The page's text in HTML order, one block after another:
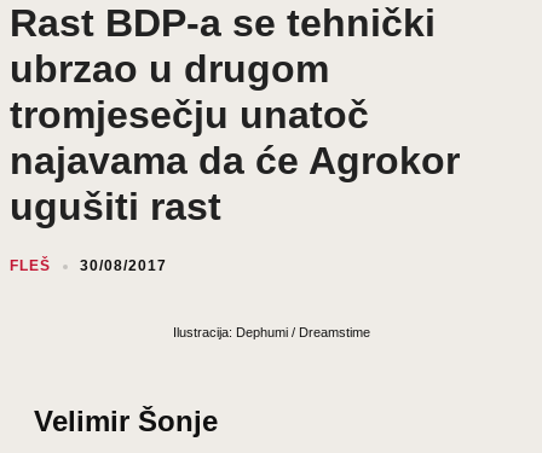
Rast BDP-a se tehnički
ubrzao u drugom
tromjesečju unatoč
najavama da će Agrokor
ugušiti rast
FLEŠ 30/08/2017
Ilustracija: Dephumi / Dreamstime
Velimir Šonje